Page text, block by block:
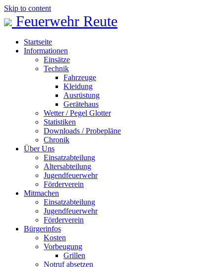
Skip to content
Feuerwehr Reute
Startseite
Informationen
Einsätze
Technik
Fahrzeuge
Kleidung
Ausrüstung
Gerätehaus
Wetter / Pegel Glotter
Statistiken
Downloads / Probepläne
Chronik
Über Uns
Einsatzabteilung
Altersabteilung
Jugendfeuerwehr
Förderverein
Mitmachen
Einsatzabteilung
Jugendfeuerwehr
Förderverein
Bürgerinfos
Kosten
Vorbeugung
Grillen
Notruf absetzen